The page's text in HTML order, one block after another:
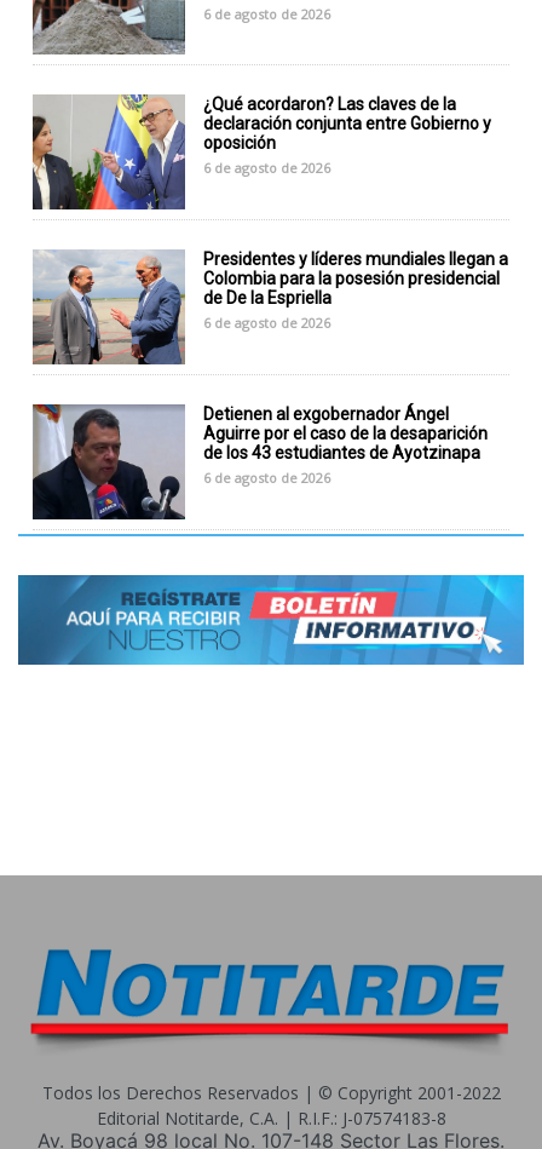
6 de agosto de 2026
¿Qué acordaron? Las claves de la
declaración conjunta entre Gobierno y
oposición
6 de agosto de 2026
Presidentes y líderes mundiales llegan a
Colombia para la posesión presidencial
de De la Espriella
6 de agosto de 2026
Detienen al exgobernador Ángel
Aguirre por el caso de la desaparición
de los 43 estudiantes de Ayotzinapa
6 de agosto de 2026
Todos los Derechos Reservados | © Copyright 2001-2022
Editorial Notitarde, C.A. | R.I.F.: J-07574183-8
Av. Boyacá 98 local No. 107-148 Sector Las Flores.